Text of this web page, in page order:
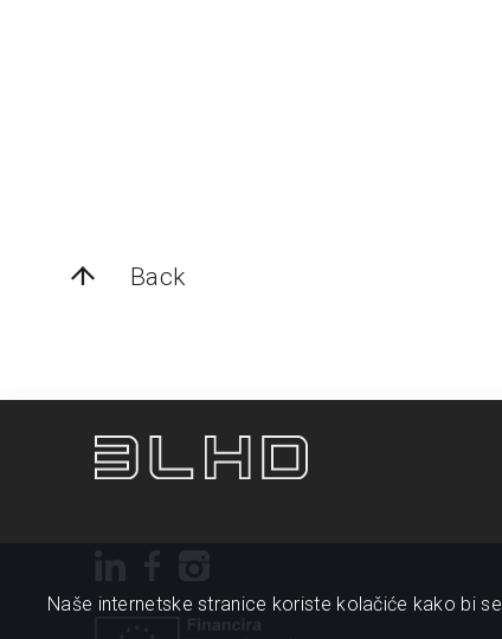
Back
Naše internetske stranice koriste kolačiće kako bi